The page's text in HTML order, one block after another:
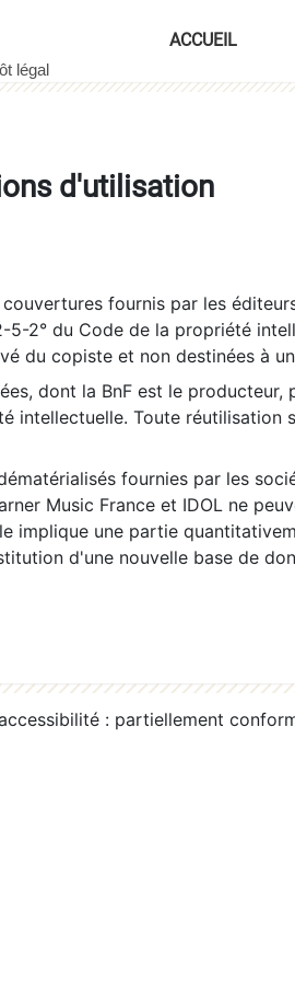
ACCUEIL
d'utilisation
fournis par les
2° du Code de la propriété
du copiste et non destinées à
dont la BnF est le producteur,
intellectuelle. Toute réutilisation
fournies par les
Music France et IDOL ne
implique une partie
d'une nouvelle base de
: partiellement